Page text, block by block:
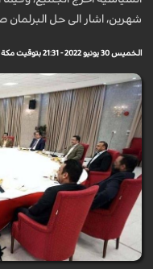
شهرين، اشار الى حل البرلمان
الخميس 30 يونيو 2022 - 21:31 بتوقيت مكة